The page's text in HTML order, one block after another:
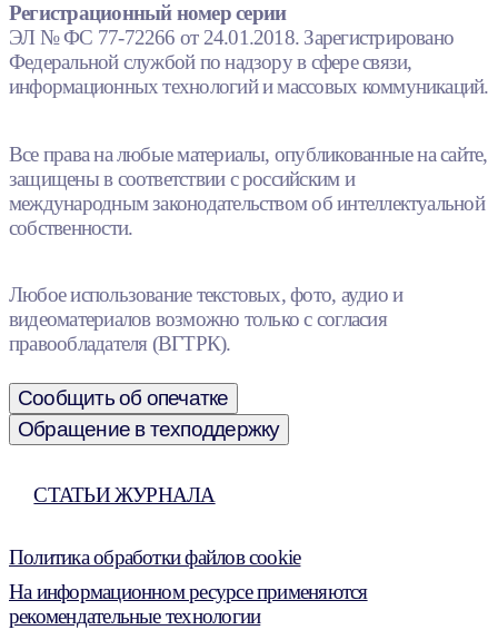
Регистрационный номер серии
ЭЛ № ФС 77-72266 от 24.01.2018. Зарегистрировано
Федеральной службой по надзору в сфере связи,
информационных технологий и массовых коммуникаций.
Все права на любые материалы, опубликованные на сайте,
защищены в соответствии с российским и
международным законодательством об интеллектуальной
собственности.
Любое использование текстовых, фото, аудио и
видеоматериалов возможно только с согласия
правообладателя (ВГТРК).
Сообщить об опечатке
Обращение в техподдержку
СТАТЬИ ЖУРНАЛА
Политика обработки файлов cookie
На информационном ресурсе применяются
рекомендательные технологии